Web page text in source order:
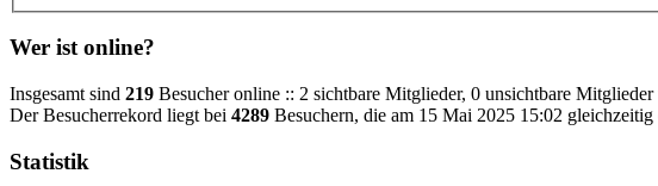
Wer ist online?
Insgesamt sind 219 Besucher online :: 2 sichtbare Mitglieder, 0 unsichtbare
Der Besucherrekord liegt bei 4289 Besuchern, die am 15 Mai 2025 15:02
Statistik